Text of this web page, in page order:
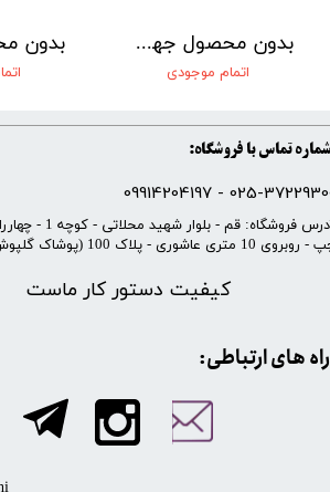
بدون محصول جهت نمایش
اتمام موجودی
شماره تماس با فروشگاه:
025-37229300 -
کیفیت دستور کار ماست
​آدرس فروشگاه: قم -
10 متری عاشوری - پلاک 100 (پوشاک گلپوش)
​​راه های ارتباطی: